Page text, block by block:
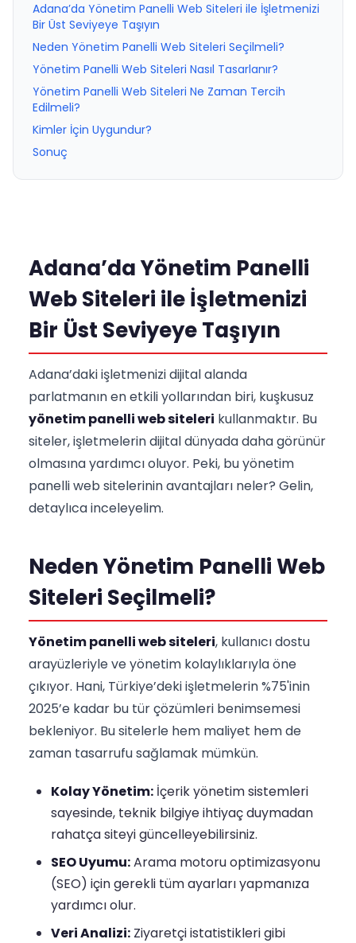
Adana’da Yönetim Panelli Web Siteleri ile İşletmenizi
Bir Üst Seviyeye Taşıyın
Neden Yönetim Panelli Web Siteleri Seçilmeli?
Yönetim Panelli Web Siteleri Nasıl Tasarlanır?
Yönetim Panelli Web Siteleri Ne Zaman Tercih
Edilmeli?
Kimler İçin Uygundur?
Sonuç
Adana’da Yönetim Panelli
Web Siteleri ile İşletmenizi
Bir Üst Seviyeye Taşıyın
Adana’daki işletmenizi dijital alanda
parlatmanın en etkili yollarından biri, kuşkusuz
yönetim panelli web siteleri kullanmaktır. Bu
siteler, işletmelerin dijital dünyada daha görünür
olmasına yardımcı oluyor. Peki, bu yönetim
panelli web sitelerinin avantajları neler? Gelin,
detaylıca inceleyelim.
Neden Yönetim Panelli Web
Siteleri Seçilmeli?
Yönetim panelli web siteleri, kullanıcı dostu
arayüzleriyle ve yönetim kolaylıklarıyla öne
çıkıyor. Hani, Türkiye’deki işletmelerin %75'inin
2025’e kadar bu tür çözümleri benimsemesi
bekleniyor. Bu sitelerle hem maliyet hem de
zaman tasarrufu sağlamak mümkün.
Kolay Yönetim: İçerik yönetim sistemleri
sayesinde, teknik bilgiye ihtiyaç duymadan
rahatça siteyi güncelleyebilirsiniz.
SEO Uyumu:Arama motoru optimizasyonu
(SEO) için gerekli tüm ayarları yapmanıza
yardımcı olur.
Veri Analizi: Ziyaretçi istatistikleri gibi